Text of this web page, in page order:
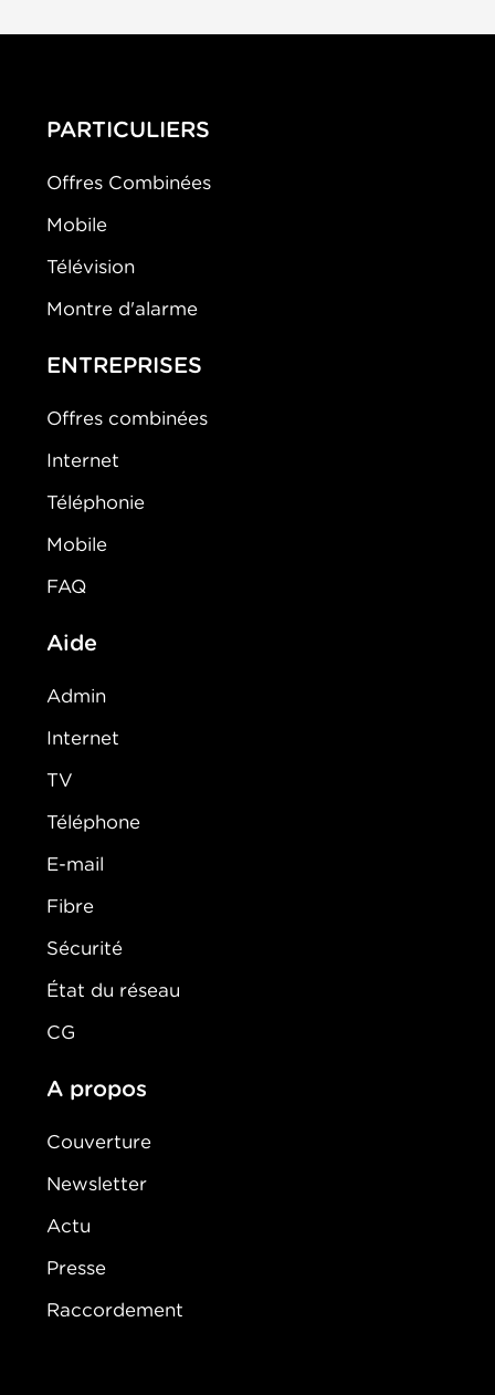
PARTICULIERS
Offres Combinées
Mobile
Télévision
Montre d'alarme
ENTREPRISES
Offres combinées
Internet
Téléphonie
Mobile
FAQ
Aide
Admin
Internet
TV
Téléphone
E-mail
Fibre
Sécurité
État du réseau
CG
A propos
Couverture
Newsletter
Actu
Presse
Raccordement